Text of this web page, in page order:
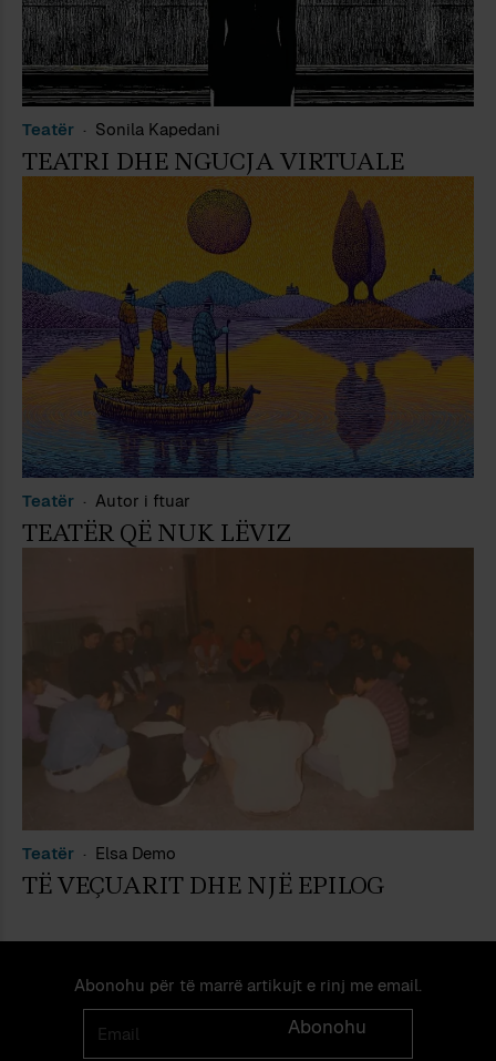
Teatër Sonila Kapedani
TEATRI DHE NGUCJA VIRTUALE
Teatër Autor i ftuar
TEATËR QË NUK LËVIZ
Teatër Elsa Demo
TË VEÇUARIT DHE NJË EPILOG
Abonohu për të marrë artikujt e rinj me email.
Email
Abonohu